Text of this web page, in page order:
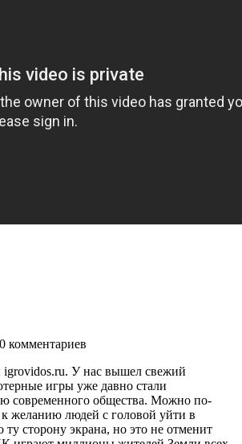
0 комментариев
igrovidos.ru. У нас вышел свежий
игры уже давно стали
современного общества. Можно по-
к желанию людей с головой уйти в
сторону экрана, но это не отменит